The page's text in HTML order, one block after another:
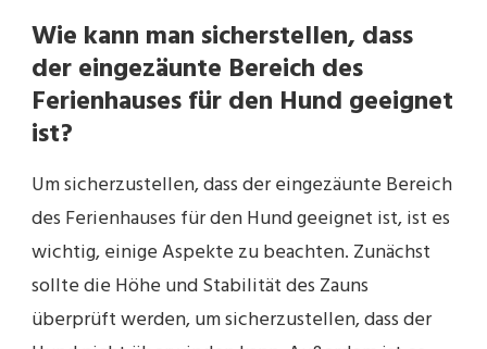
Wie kann man sicherstellen, dass
der eingezäunte Bereich des
Ferienhauses für den Hund geeignet
ist?
Um sicherzustellen, dass der eingezäunte Bereich
des Ferienhauses für den Hund geeignet ist, ist es
wichtig, einige Aspekte zu beachten. Zunächst
sollte die Höhe und Stabilität des Zauns
überprüft werden, um sicherzustellen, dass der